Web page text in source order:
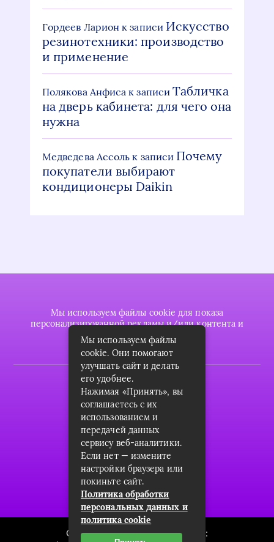
Гордеев Ларион к записи Искусство
резинотехники: производство
и применение
Полякова Анфиса к записиТабличка
на дверь кабинета: для чего она
нужна
Медведева Ассоль к записи Почему
покупатели выбирают
кондиционеры Daikin
Мы используем файлы cookie для показа
персонализированной рекламы и/или контента и
анализа нашего трафика.
2022 © plasttrubkomplekt.ru
Карта сайта
Контакты
О проекте
Пользовательское соглашение
Архив
Связаться с редакцией сайта:
Мы используем файлы
cookie. Они помогают
улучшать сайт и делать
его удобнее.
Нажимая «Принять», вы
соглашаетесь с их
использованием и
передачей данных
сервису веб-аналитики.
Если нет — измените
настройки браузера или
покиньте сайт.
Политика обработки
персональных данных и
политика cookie